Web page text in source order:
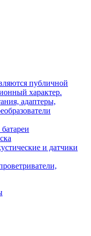
публичной
характер.
адаптеры,
и датчики